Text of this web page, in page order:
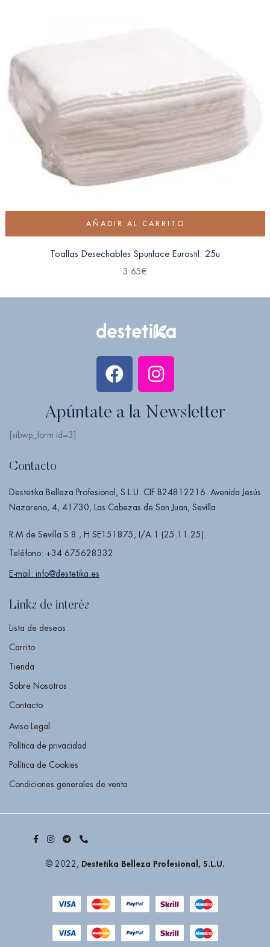
AÑADIR AL CARRITO
Toallas Desechables Spunlace Eurostil. 25u
3.65€
Apúntate a la Newsletter
[sibwp_form id=3]
Contacto
Destetika Belleza Profesional, S.L.U. CIF B24812216. Avenida Jesús
Nazareno, 4, 41730, Las Cabezas de San Juan, Sevilla.
R.M de Sevilla S 8 , H SE151875, I/A 1 (25.11.25).
Teléfono: +34 675628332
E-mail: info@destetika.es
Links de interés
Lista de deseos
Carrito
Tienda
Sobre Nosotros
Contacto
Aviso Legal
Política de privacidad
Política de Cookies
Condiciones generales de venta
© 2022, Destetika Belleza Profesional, S.L.U.